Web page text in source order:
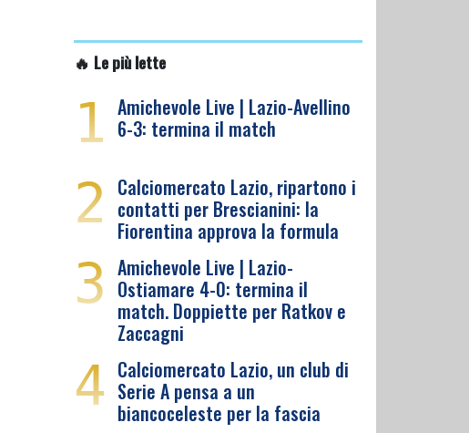
🔥 Le più lette
1 Amichevole Live | Lazio-Avellino
6-3: termina il match
2 Calciomercato Lazio, ripartono i
contatti per Brescianini: la
Fiorentina approva la formula
3 Amichevole Live | Lazio-
Ostiamare 4-0: termina il
match. Doppiette per Ratkov e
Zaccagni
4 Calciomercato Lazio, un club di
Serie A pensa a un
biancoceleste per la fascia